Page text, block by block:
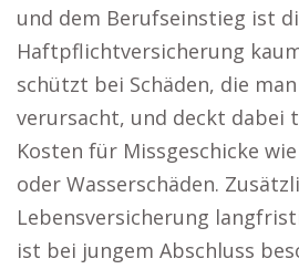
und dem Berufseinstieg ist
Haftpflichtversicherung
schützt bei Schäden, die
verursacht, und deckt dabei
Kosten für Missgeschicke
oder Wasserschäden.
Lebensversicherung
ist bei jungem Abschluss